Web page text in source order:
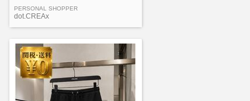
PERSONAL SHOPPER
dot.CREAx